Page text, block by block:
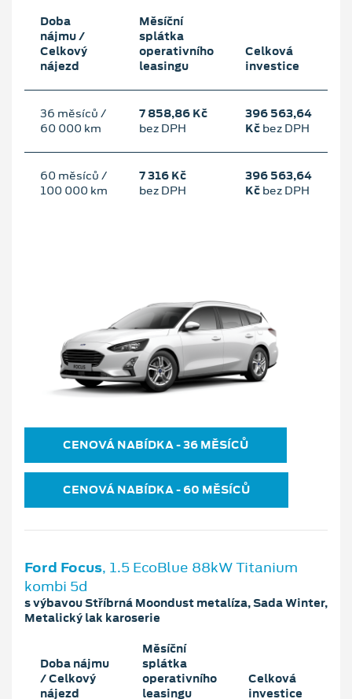
Doba
nájmu /
Celkový
nájezd
Měsíční
splátka
operativního
leasingu
Celková
investice
36 měsíců /
60 000 km
7 858,86 Kč
bez DPH
396 563,64
Kč bez DPH
60 měsíců /
100 000 km
7 316 Kč
bez DPH
396 563,64
Kč bez DPH
CENOVÁ NABÍDKA ‐ 36 MĚSÍCŮ
CENOVÁ NABÍDKA ‐ 60 MĚSÍCŮ
Ford Focus, 1.5 EcoBlue 88kW Titanium
kombi 5d
s výbavou Stříbrná Moondust metalíza, Sada Winter,
Metalický lak karoserie
Doba nájmu
/ Celkový
nájezd
Měsíční
splátka
operativního
leasingu
Celková
investice